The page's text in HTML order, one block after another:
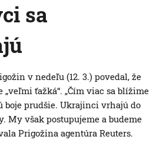
sa
v nedeľu (12. 3.) povedal, že
ťažká“. „Čím viac sa blížime
boje prudšie. Ukrajinci vrhajú do
My však postupujeme a budeme
Prigožina agentúra Reuters.